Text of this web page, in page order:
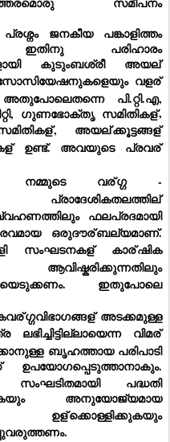
ജനകീയ പങ്കാളിത്തം
ഇതിനു പരിഹാരം
കുടുംബശ്രീ അയല്
വളര്
പി.റ്റി.എ,
ഗുണഭോക്തൃ സമിതികള്,
, അയല്ക്കൂട്ടങ്ങള്
ഉണ്ട്. അവയുടെ പ്രവര്
നമ്മുടെ വര്ഗ്ഗ -
ഫലപ്രദമായി
ഒരുദൗര്ബല്യമാണ്.
സംഘടനകള് കാര്ഷിക
ഇതുപോലെ
ഗ്ഗവിഭാഗങ്ങള് അടക്കമുള്ള
ലഭിച്ചിട്ടില്ലായെന്ന വിമര്
ബൃഹത്തായ പരിപാടി
ഉപയോഗപ്പെടുത്താനാകും.
പദ്ധതി
അനുയോജ്യമായ
ക്കൊള്ളിക്കുകയും